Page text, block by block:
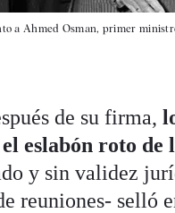
a Ahmed Osman, primer
de su firma,
eslabón roto de
y sin validez
reuniones- selló